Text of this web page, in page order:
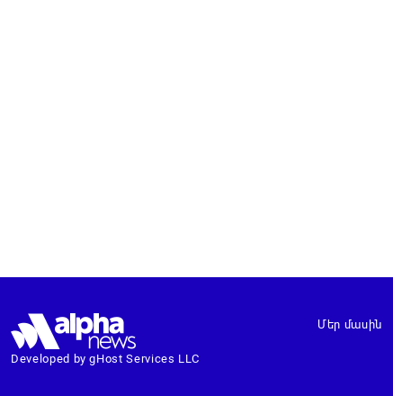
Developed by gHost Services LLC
Մեր մասին